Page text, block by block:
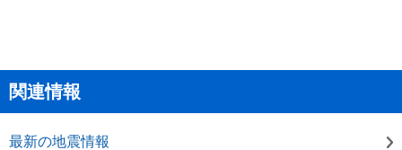
関連情報
最新の地震情報